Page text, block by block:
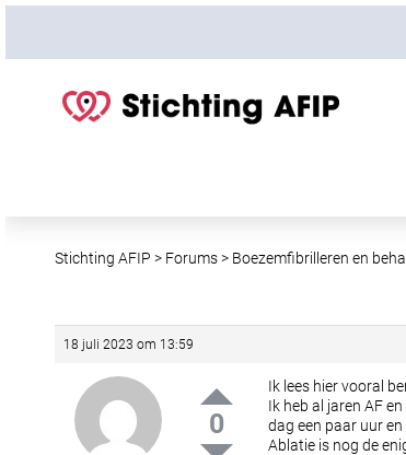
S
Stichting AFIP > Forums> Boezemfibrilleren en
18 juli 2023 om 13:59
0
Ik lees hier vooral
Ik heb al jaren AF
dag een paar uur
Ablatie is nog de